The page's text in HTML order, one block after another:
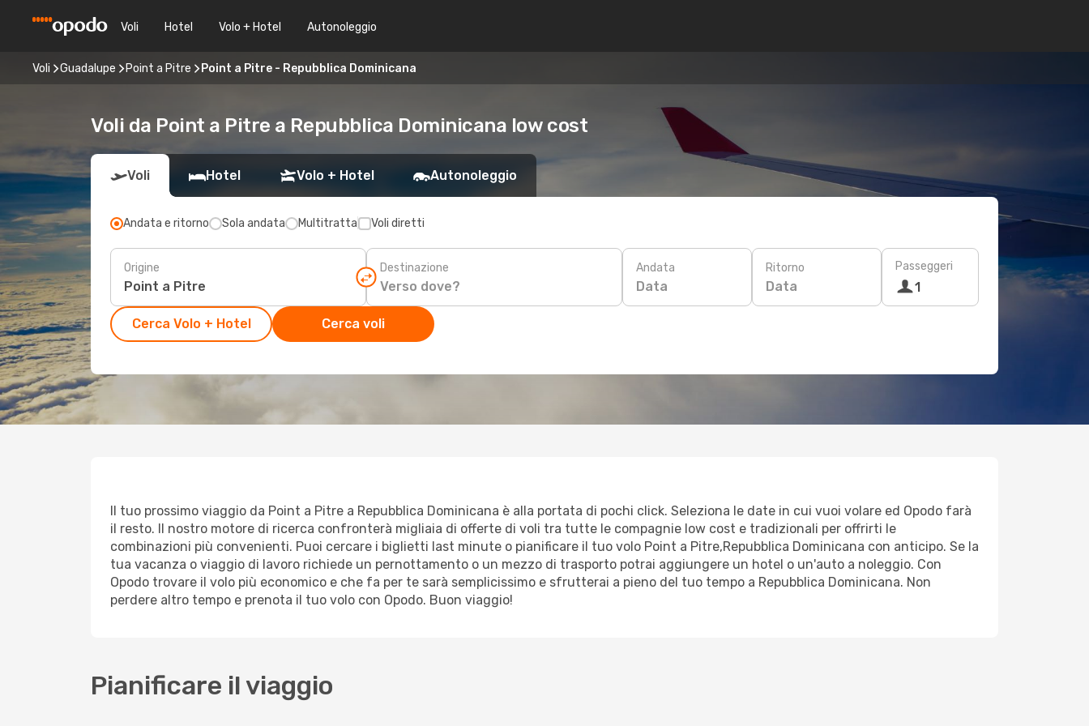
Voli Hotel Volo + Hotel Autonoleggio
Voli Guadalupe Point a Pitre Point a Pitre - Repubblica Dominicana
Voli da Point a Pitre a Repubblica Dominicana low cost
Voli Hotel Volo + Hotel Autonoleggio
Andata e ritorno Sola andata Multitratta Voli diretti
Origine Destinazione Andata
Data
Ritorno
Data
Passeggeri
1
Cerca Volo + Hotel Cerca voli
Il tuo prossimo viaggio da Point a Pitre a Repubblica Dominicana è alla portata di pochi click. Seleziona le date in cui vuoi volare ed Opodo farà
il resto. Il nostro motore di ricerca confronterà migliaia di offerte di voli tra tutte le compagnie low cost e tradizionali per offrirti le
combinazioni più convenienti. Puoi cercare i biglietti last minute o pianificare il tuo volo Point a Pitre,Repubblica Dominicana con anticipo. Se la
tua vacanza o viaggio di lavoro richiede un pernottamento o un mezzo di trasporto potrai aggiungere un hotel o un'auto a noleggio. Con
Opodo trovare il volo più economico e che fa per te sarà semplicissimo e sfrutterai a pieno del tuo tempo a Repubblica Dominicana. Non
perdere altro tempo e prenota il tuo volo con Opodo. Buon viaggio!
Pianificare il viaggio